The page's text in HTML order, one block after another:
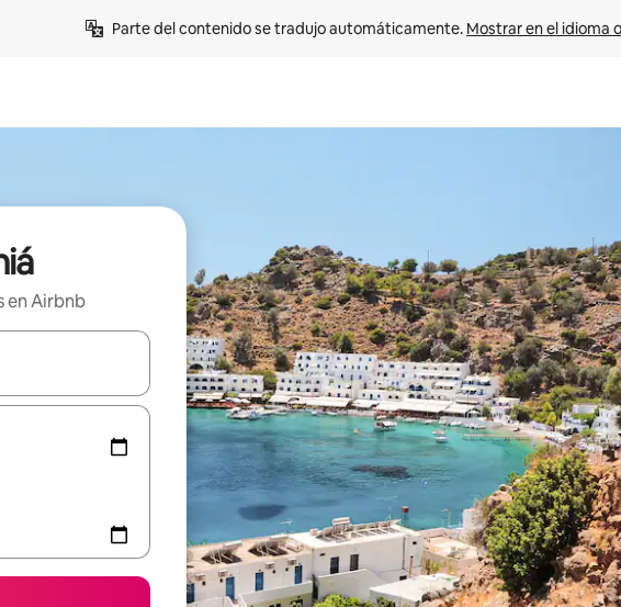
Parte del contenido se tradujo automáticamente. Mostrar en el idioma
en Airbnb
podrás navegar usando las teclas de las flechas hacia arriba y hacia abajo, o